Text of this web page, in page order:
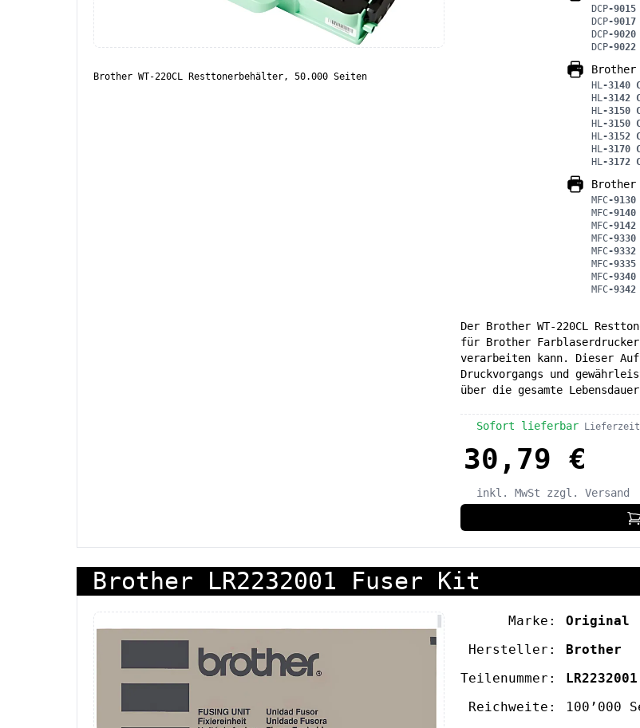
Brother WT-220CL Resttonerbehälter, 50.000 Seiten
DCP-9015
DCP-9017
DCP-9020
DCP-9022
Brother
HL-3140
HL-3142
HL-3150
HL-3150
HL-3152
HL-3170
HL-3172
Brother
MFC-9130
MFC-9140
MFC-9142
MFC-9330
MFC-9332
MFC-9335
MFC-9340
MFC-9342
Der Brother WT-220CL
für Brother
verarbeiten kann. Dieser
Druckvorgangs und
über die gesamte
Sofort lieferbar Lieferzeit
30,79 €
inkl. MwSt zzgl. Versand
Brother LR2232001 Fuser Kit
Marke:
Original
Hersteller:
Brother
Teilenummer:
LR2232001
Reichweite:
100’000